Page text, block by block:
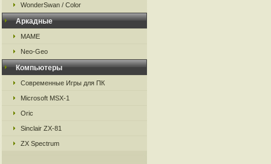
WonderSwan / Color
Аркадные
MAME
Neo-Geo
Компьютеры
Современные Игры для ПК
Microsoft MSX-1
Oric
Sinclair ZX-81
ZX Spectrum